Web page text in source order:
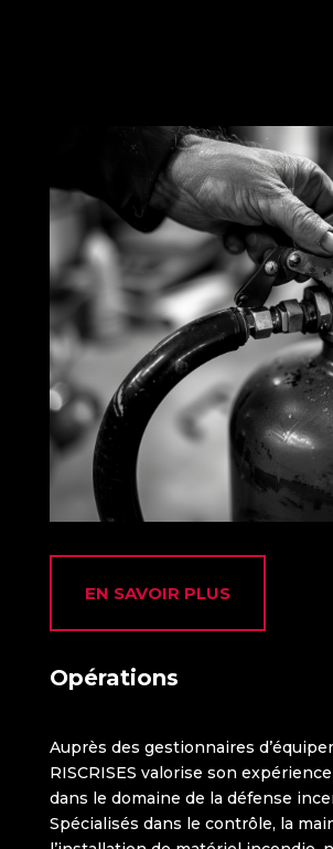
EN SAVOIR PLUS
Opérations
Auprès des gestionnaires
RISCRISES valorise son
dans le domaine de la défense
Spécialisés dans le contrôle, la